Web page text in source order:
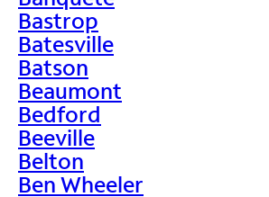
Bastrop
Batesville
Batson
Beaumont
Bedford
Beeville
Belton
Ben Wheeler